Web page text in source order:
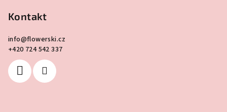
Kontakt
info@flowerski.cz
+420 724 542 337